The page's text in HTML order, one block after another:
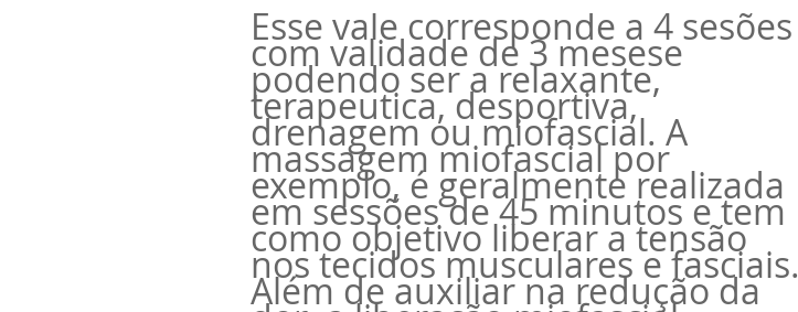
Esse vale corresponde a 4 sesões
com validade de 3 mesese
podendo ser a relaxante,
terapeutica, desportiva,
drenagem ou miofascial. A
massagem miofascial por
exemplo, é geralmente realizada
em sessões de 45 minutos e tem
como objetivo liberar a tensão
nos tecidos musculares e fasciais.
Além de auxiliar na redução da